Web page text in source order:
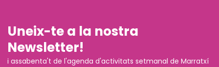
Uneix-te a la nostra
Newsletter!
i assabenta't de l'agenda d'activitats setmanal de Marratxí